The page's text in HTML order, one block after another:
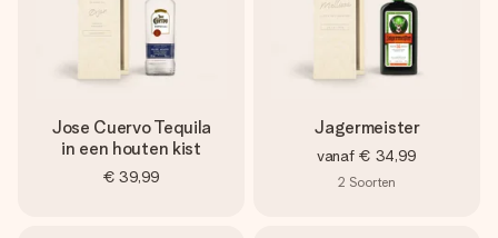
Jose Cuervo Tequila
in een houten kist
€ 39,99
Jagermeister
vanaf € 34,99
2 Soorten